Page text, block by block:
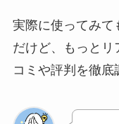
実際に使ってみて
だけど、もっとリ
コミや評判を徹底